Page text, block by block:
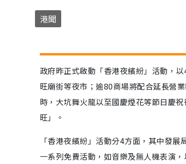
港聞
政府昨正式啟動「香港夜繽紛」活動，
旺廟街等夜市；逾80商場將配合延長營
時，大坑舞火龍以至國慶煙花等節日慶
旺」。
「香港夜繽紛」活動分4方面，其中發
一系列免費活動，如音樂及無人機表演